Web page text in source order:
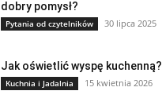
dobry pomysł?
Pytania od czytelników 30 lipca 2025
Jak oświetlić wyspę kuchenną?
Kuchnia i Jadalnia 15 kwietnia 2026